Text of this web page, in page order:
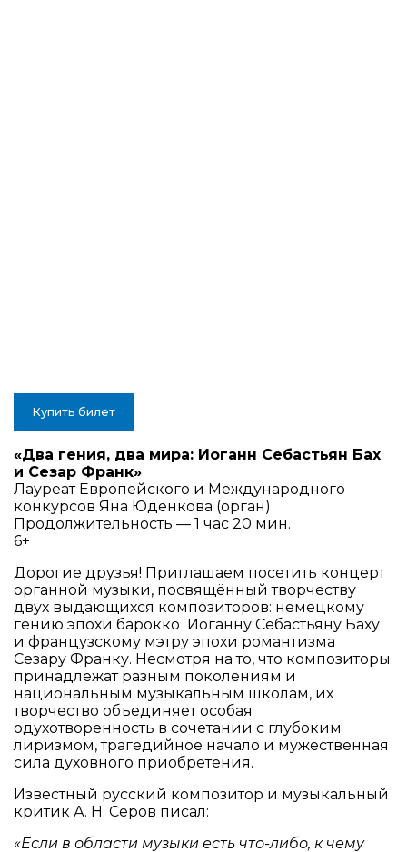
Купить билет
«Два гения, два мира: Иоганн Себастьян Бах
и Сезар Франк»
Лауреат Европейского и Международного
конкурсов Яна Юденкова (орган)
Продолжительность — 1 час 20 мин.
6+
Дорогие друзья! Приглашаем посетить концерт
органной музыки, посвящённый творчеству
двух выдающихся композиторов: немецкому
гению эпохи барокко Иоганну Себастьяну Баху
и французскому мэтру эпохи романтизма
Сезару Франку. Несмотря на то, что композиторы
принадлежат разным поколениям и
национальным музыкальным школам, их
творчество объединяет особая
одухотворенность в сочетании с глубоким
лиризмом, трагедийное начало и мужественная
сила духовного приобретения.
Известный русский композитор и музыкальный
критик А. Н. Серов писал:
«Если в области музыки есть что-либо, к чему